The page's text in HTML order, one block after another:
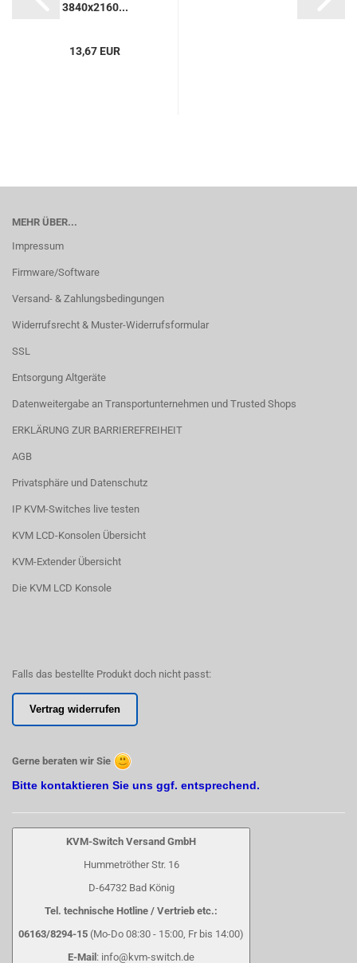
3840x2160...
13,67 EUR
MEHR ÜBER...
Impressum
Firmware/Software
Versand- & Zahlungsbedingungen
Widerrufsrecht & Muster-Widerrufsformular
SSL
Entsorgung Altgeräte
Datenweitergabe an Transportunternehmen und Trusted Shops
ERKLÄRUNG ZUR BARRIEREFREIHEIT
AGB
Privatsphäre und Datenschutz
IP KVM-Switches live testen
KVM LCD-Konsolen Übersicht
KVM-Extender Übersicht
Die KVM LCD Konsole
Falls das bestellte Produkt doch nicht passt:
Vertrag widerrufen
Gerne beraten wir Sie
Bitte kontaktieren Sie uns ggf. entsprechend.
KVM-Switch Versand GmbH
Hummetröther Str. 16
D-64732 Bad König
Tel. technische Hotline / Vertrieb etc.:
06163/8294-15 (Mo-Do 08:30 - 15:00, Fr bis 14:00)
E-Mail : info@kvm-switch.de